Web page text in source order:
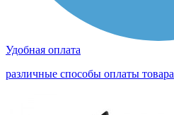
Удобная оплата
различные способы оплаты товара